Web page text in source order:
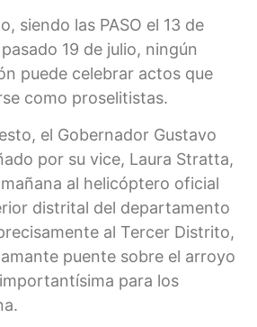
siendo las PASO el 13 de
19 de julio, ningún
puede celebrar actos que
como proselitistas.
el Gobernador Gustavo
por su vice, Laura Stratta,
al helicóptero oficial
distrital del departamento
al Tercer Distrito,
puente sobre el arroyo
para los